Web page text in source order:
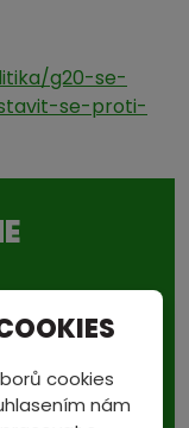
g20-se-
se-proti-
cookies
nám